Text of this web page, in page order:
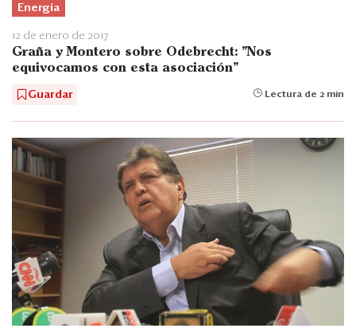
Energía
12 de enero de 2017
Graña y Montero sobre Odebrecht: "Nos
equivocamos con esta asociación"
Guardar Lectura de 2 min